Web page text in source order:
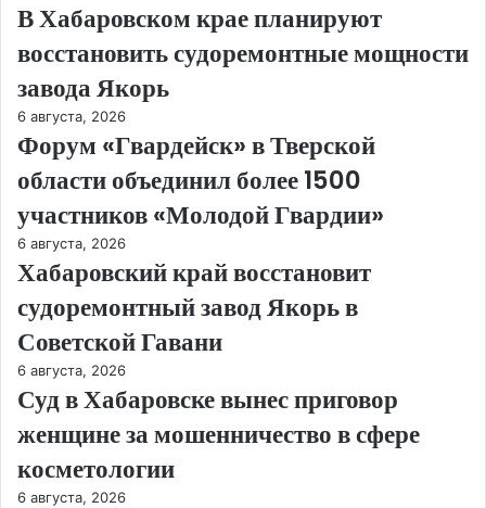
В Хабаровском крае планируют
восстановить судоремонтные мощности
завода Якорь
6 августа, 2026
Форум «Гвардейск» в Тверской
области объединил более 1500
участников «Молодой Гвардии»
6 августа, 2026
Хабаровский край восстановит
судоремонтный завод Якорь в
Советской Гавани
6 августа, 2026
Суд в Хабаровске вынес приговор
женщине за мошенничество в сфере
косметологии
6 августа, 2026